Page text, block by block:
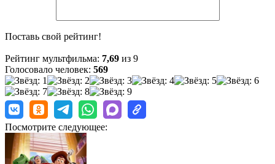
Поставь свой рейтинг!
Рейтинг мультфильма: 7,69 из 9
Голосовало человек: 569
Посмотрите следующее: